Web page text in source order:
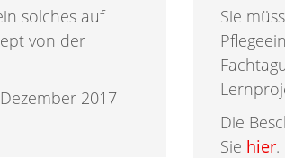
solches auf
von der
2017
Sie
Die
Sie hier.